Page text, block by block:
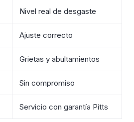
Nivel real de desgaste
Ajuste correcto
Grietas y abultamientos
Sin compromiso
Servicio con garantía Pitts